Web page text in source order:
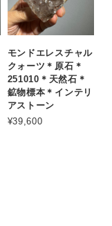
モンドエレスチャル
クォーツ＊原石＊
251010＊天然石＊
鉱物標本＊インテリ
アストーン
¥39,600